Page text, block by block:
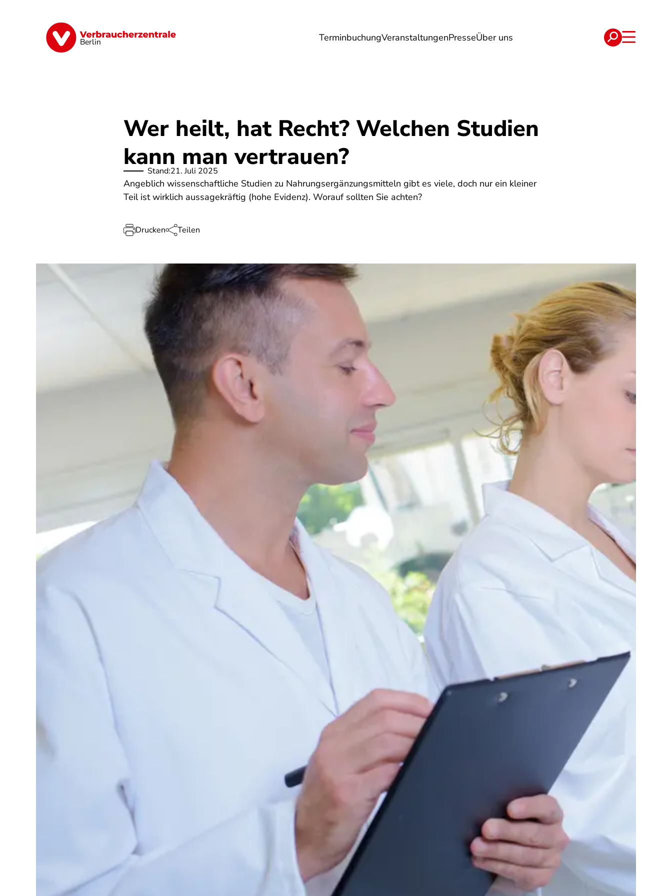
Berlin TerminbuchungVeranstaltungenPresseÜber uns
Finanzen Digitales Lebensmittel Gesundheit Energie Reise Verträge
Wer heilt, hat Recht? Welchen Studien
kann man vertrauen?
Stand:21. Juli 2025
Angeblich wissenschaftliche Studien zu Nahrungsergänzungsmitteln gibt es viele, doch nur ein kleiner
Teil ist wirklich aussagekräftig (hohe Evidenz). Worauf sollten Sie achten?
Drucken Teilen